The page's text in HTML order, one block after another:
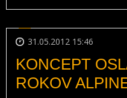
31.05.2012 15:46
KONCEPT
ROKOV